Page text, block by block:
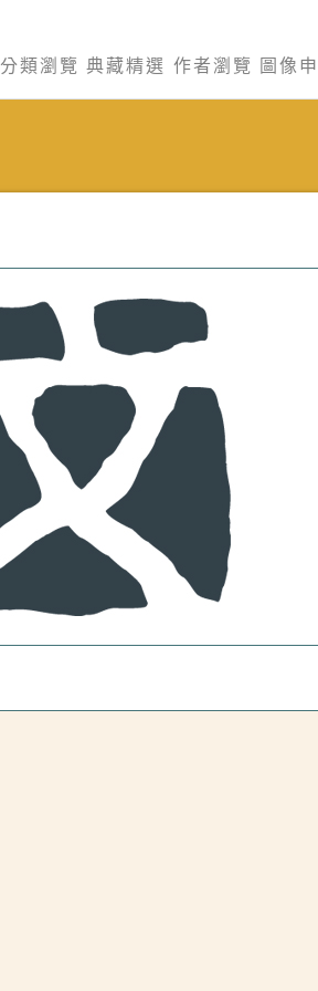
分類瀏覽 典藏精選 作者瀏覽 圖像